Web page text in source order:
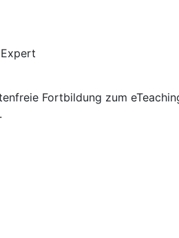
Fortbildung zum